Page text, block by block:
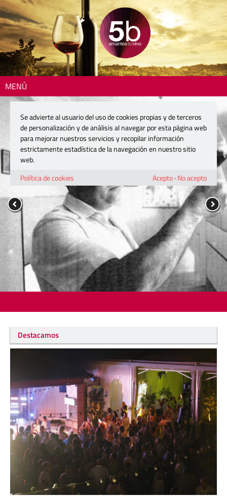
MENÚ
Destacamos
Se advierte al usuario del uso de cookies propias y de terceros
de personalización y de análisis al navegar por esta página web
para mejorar nuestros servicios y recopilar información
estrictamente estadística de la navegación en nuestro sitio
web.
Política de cookies
Acepto· No acepto